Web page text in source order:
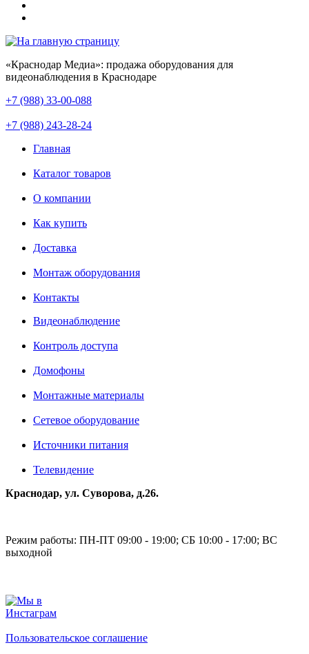
«Краснодар Медиа»: продажа оборудования для
видеонаблюдения в Краснодаре
+7 (988) 33-00-088
+7 (988) 243-28-24
Главная
Каталог товаров
О компании
Как купить
Доставка
Монтаж оборудования
Контакты
Видеонаблюдение
Контроль доступа
Домофоны
Монтажные материалы
Сетевое оборудование
Источники питания
Телевидение
Краснодар, ул. Суворова, д.26.
Режим работы: ПН-ПТ 09:00 - 19:00; СБ 10:00 - 17:00; ВС
выходной
Пользовательское соглашение